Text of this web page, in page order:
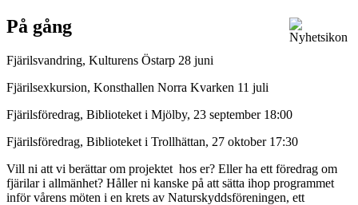
På gång
Fjärilsvandring, Kulturens Östarp 28 juni
Fjärilsexkursion, Konsthallen Norra Kvarken 11 juli
Fjärilsföredrag, Biblioteket i Mjölby, 23 september 18:00
Fjärilsföredrag, Biblioteket i Trollhättan, 27 oktober 17:30
Vill ni att vi berättar om projektet hos er? Eller ha ett föredrag om
fjärilar i allmänhet? Håller ni kanske på att sätta ihop programmet
inför vårens möten i en krets av Naturskyddsföreningen, ett